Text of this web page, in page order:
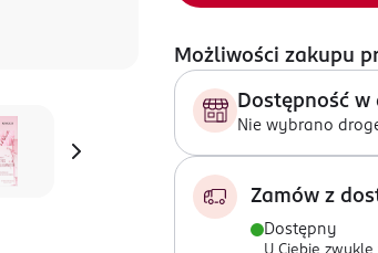
Możliwości zakupu
Dostępność w
Nie wybrano
Zamów z
Dostępny